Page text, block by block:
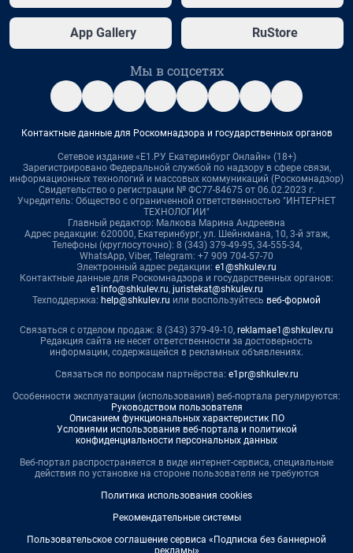
App Gallery RuStore
Мы в соцсетях
Контактные данные для Роскомнадзора и государственных органов
Сетевое издание «Е1.РУ Екатеринбург Онлайн» (18+)
Зарегистрировано Федеральной службой по надзору в сфере связи,
информационных технологий и массовых коммуникаций (Роскомнадзор)
Свидетельство о регистрации № ФС77-84675 от 06.02.2023 г.
Учредитель: Общество с ограниченной ответственностью "ИНТЕРНЕТ
ТЕХНОЛОГИИ"
Главный редактор: Малкова Марина Андреевна
Адрес редакции: 620000, Екатеринбург, ул. Шейнкмана, 10, 3-й этаж,
Телефоны (круглосуточно): 8 (343) 379-49-95, 34-555-34,
WhatsApp, Viber, Telegram: +7 909 704-57-70
Электронный адрес редакции: e1@shkulev.ru
Контактные данные для Роскомнадзора и государственных органов:
e1info@shkulev.ru, juristekat@shkulev.ru
Техподдержка: help@shkulev.ru или воспользуйтесь веб-формой
Связаться с отделом продаж: 8 (343) 379-49-10, reklamae1@shkulev.ru
Редакция сайта не несет ответственности за достоверность
информации, содержащейся в рекламных объявлениях.
Связаться по вопросам партнёрства: e1pr@shkulev.ru
Особенности эксплуатации (использования) веб-портала регулируются:
Руководством пользователя
Описанием функциональных характеристик ПО
Условиями использования веб-портала и политикой
конфиденциальности персональных данных
Веб-портал распространяется в виде интернет-сервиса, специальные
действия по установке на стороне пользователя не требуются
Политика использования cookies
Рекомендательные системы
Пользовательское соглашение сервиса «Подписка без баннерной
рекламы»